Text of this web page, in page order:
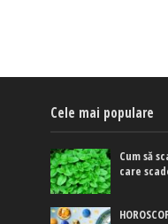
Cele mai populare
Cum să
care